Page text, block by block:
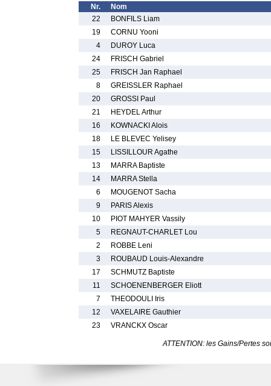
Nr.
Nom
22
BONFILS Liam
19
CORNU Yooni
4
DUROY Luca
24
FRISCH Gabriel
25
FRISCH Jan Raphael
8
GREISSLER Raphael
20
GROSSI Paul
21
HEYDEL Arthur
16
KOWNACKI Alois
18
LE BLEVEC Yelisey
15
LISSILLOUR Agathe
13
MARRA Baptiste
14
MARRA Stella
6
MOUGENOT Sacha
9
PARIS Alexis
10
PIOT MAHYER Vassily
5
REGNAUT-CHARLET Lou
2
ROBBE Leni
3
ROUBAUD Louis-Alexandre
17
SCHMUTZ Baptiste
11
SCHOENENBERGER Eliott
7
THEODOULI Iris
12
VAXELAIRE Gauthier
23
VRANCKX Oscar
ATTENTION: les Gains/Pertes